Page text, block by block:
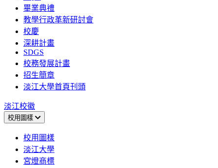
畢業典禮
教學行政革新研討會
校慶
深耕計畫
SDGS
校務發展計畫
招生簡章
淡江大學首頁刊頭
淡江校徽
校用圖樣
校用圖樣
淡江大學
宮燈商標